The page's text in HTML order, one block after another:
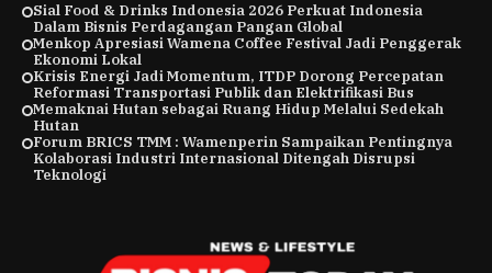
Sial Food & Drinks Indonesia 2026 Perkuat Indonesia
Dalam Bisnis Perdagangan Pangan Global
Menkop Apresiasi Wamena Coffee Festival Jadi Penggerak
Ekonomi Lokal
Krisis Energi Jadi Momentum, ITDP Dorong Percepatan
Reformasi Transportasi Publik dan Elektrifikasi Bus
Memaknai Hutan sebagai Ruang Hidup Melalui Sedekah
Hutan
Forum BRICS TMM : Wamenperin Sampaikan Pentingnya
Kolaborasi Industri Internasional Ditengah Disrupsi
Teknologi